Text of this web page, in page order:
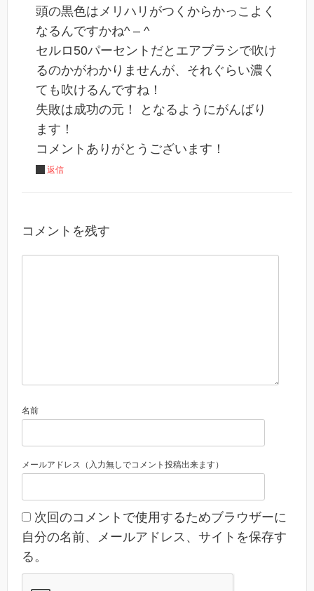
頭の黒色はメリハリがつくからかっこよく
なるんですかね^ – ^
セルロ50パーセントだとエアブラシで吹け
るのかがわかりませんが、それぐらい濃く
ても吹けるんですね！
失敗は成功の元！ となるようにがんばり
ます！
コメントありがとうございます！
返信
コメントを残す
名前
メールアドレス（入力無しでコメント投稿出来ます）
次回のコメントで使用するためブラウザーに
自分の名前、メールアドレス、サイトを保存す
る。